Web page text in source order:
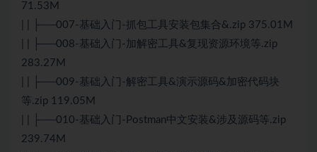
71.53M
| | ├──007-基础入门-抓包工具安装包集合&.zip 375.01M
| | ├──008-基础入门-加解密工具&复现资源环境等.zip
283.27M
| | ├──009-基础入门-解密工具&演示源码&加密代码块
等.zip 119.05M
| | ├──010-基础入门-Postman中文安装&涉及源码等.zip
239.74M